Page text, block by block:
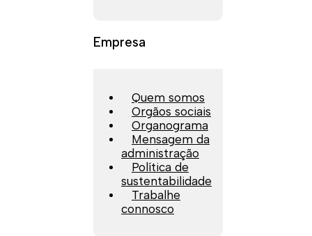
Empresa
Quem somos
Orgãos sociais
Organograma
Mensagem da
administração
Política de
sustentabilidade
Trabalhe
connosco